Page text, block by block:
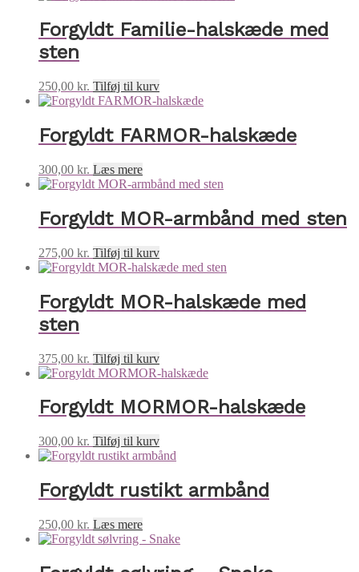
Forgyldt Familie-halskæde med
sten
250,00 kr. Tilføj til kurv
Forgyldt FARMOR-halskæde
300,00 kr. Læs mere
Forgyldt MOR-armbånd med sten
275,00 kr. Tilføj til kurv
Forgyldt MOR-halskæde med
sten
375,00 kr. Tilføj til kurv
Forgyldt MORMOR-halskæde
300,00 kr. Tilføj til kurv
Forgyldt rustikt armbånd
250,00 kr. Læs mere